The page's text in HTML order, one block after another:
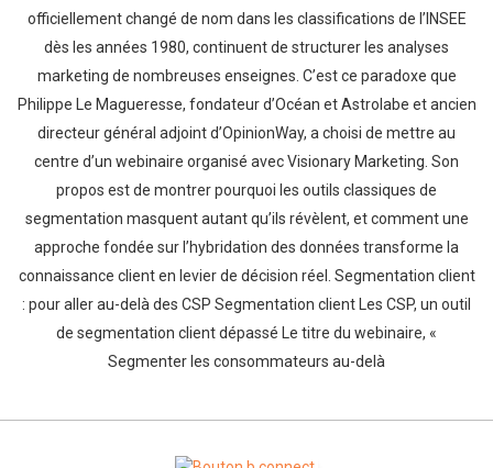
officiellement changé de nom dans les classifications de l’INSEE
dès les années 1980, continuent de structurer les analyses
marketing de nombreuses enseignes. C’est ce paradoxe que
Philippe Le Magueresse, fondateur d’Océan et Astrolabe et ancien
directeur général adjoint d’OpinionWay, a choisi de mettre au
centre d’un webinaire organisé avec Visionary Marketing. Son
propos est de montrer pourquoi les outils classiques de
segmentation masquent autant qu’ils révèlent, et comment une
approche fondée sur l’hybridation des données transforme la
connaissance client en levier de décision réel. Segmentation client
: pour aller au-delà des CSP Segmentation client Les CSP, un outil
de segmentation client dépassé Le titre du webinaire, «
Segmenter les consommateurs au-delà